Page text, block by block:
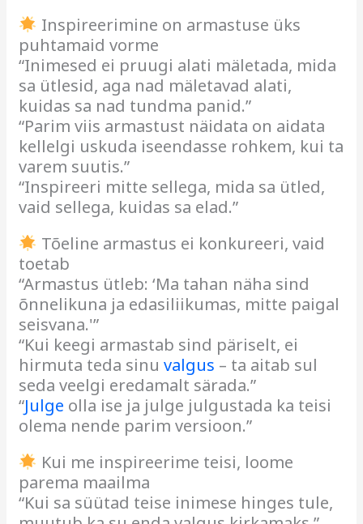
Inspireerimine on armastuse üks
puhtamaid vorme
“Inimesed ei pruugi alati mäletada, mida
sa ütlesid, aga nad mäletavad alati,
kuidas sa nad tundma panid.”
“Parim viis armastust näidata on aidata
kellelgi uskuda iseendasse rohkem, kui ta
varem suutis.”
“Inspireeri mitte sellega, mida sa ütled,
vaid sellega, kuidas sa elad.”
Tõeline armastus ei konkureeri, vaid
toetab
“Armastus ütleb: ‘Ma tahan näha sind
õnnelikuna ja edasiliikumas, mitte paigal
seisvana.'”
“Kui keegi armastab sind päriselt, ei
hirmuta teda sinuvalgus – ta aitab sul
seda veelgi eredamalt särada.”
“Julge olla ise ja julge julgustada ka teisi
olema nende parim versioon.”
Kui me inspireerime teisi, loome
parema maailma
“Kui sa süütad teise inimese hinges tule,